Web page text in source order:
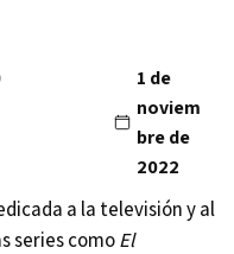
1 de
noviem
bre de
2022
a la televisión y al
series comoEl